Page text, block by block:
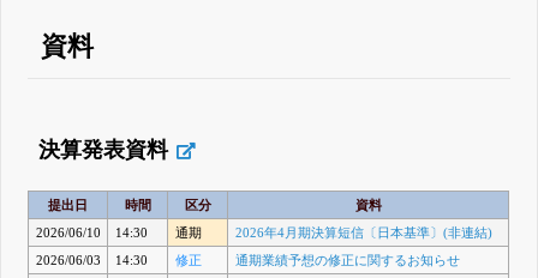
資料
決算発表資料
提出日 時間 区分
資料
2026/06/10
14:30 通期
2026年4月期決算短信〔日本基準〕(非連結)
2026/06/03
14:30 修正
通期業績予想の修正に関するお知らせ